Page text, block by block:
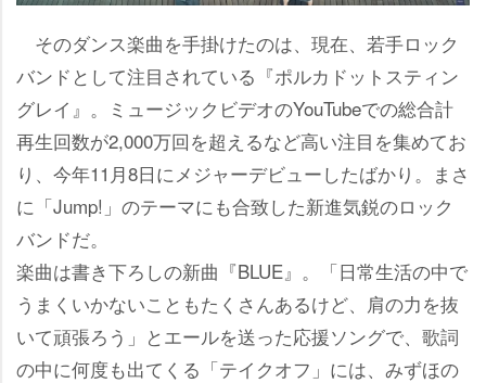
そのダンス楽曲を手掛けたのは、現在、若手ロック
バンドとして注目されている『ポルカドットスティン
グレイ』。ミュージックビデオのYouTubeでの総合計
再生回数が2,000万回を超えるなど高い注目を集めてお
り、今年11月8日にメジャーデビューしたばかり。まさ
に「Jump!」のテーマにも合致した新進気鋭のロック
バンドだ。
楽曲は書き下ろしの新曲『BLUE』。「日常生活の中で
うまくいかないこともたくさんあるけど、肩の力を抜
いて頑張ろう」とエールを送った応援ソングで、歌詞
の中に何度も出てくる「テイクオフ」には、みずほの